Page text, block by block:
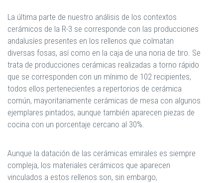
La última parte de nuestro análisis de los contextos
cerámicos de la R-3 se corresponde con las producciones
andalusíes presentes en los rellenos que colmatan
diversas fosas, así como en la caja de una noria de tiro. Se
trata de producciones cerámicas realizadas a torno rápido
que se corresponden con un mínimo de 102 recipientes,
todos ellos pertenecientes a repertorios de cerámica
común, mayoritariamente cerámicas de mesa con algunos
ejemplares pintados, aunque también aparecen piezas de
cocina con un porcentaje cercano al 30%.
Aunque la datación de las cerámicas emirales es siempre
compleja, los materiales cerámicos que aparecen
vinculados a estos rellenos son, sin embargo,